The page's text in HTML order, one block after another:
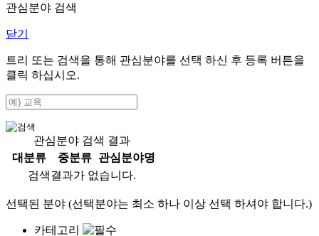
관심분야 검색
닫기
트리 또는 검색을 통해 관심분야를 선택 하신 후 등록 버튼을
클릭 하십시오.
관심분야 검색 결과
대분류
중분류
관심분야명
검색결과가 없습니다.
선택된 분야 (선택분야는 최소 하나 이상 선택 하셔야 합니다.)
카테고리